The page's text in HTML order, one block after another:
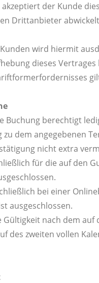
der Kunde
Drittanbieter
wird hiermit
dieses
Buchung berechtigt
dem angegebenen
nicht extra
für die auf den
bei einer
ausgeschlossen.
nach dem
des zweiten vollen